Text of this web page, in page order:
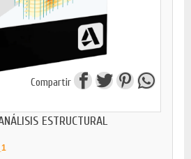
Compartir
ESTRUCTURAL